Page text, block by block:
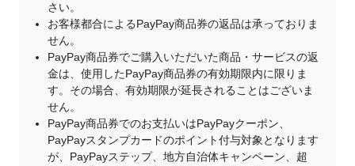
さい。
お客様都合によるPayPay商品券の返品は承っておりま
せん。
PayPay商品券でご購入いただいた商品・サービスの返
金は、使用したPayPay商品券の有効期限内に限りま
す。その場合、有効期限が延長されることはございま
せん。
PayPay商品券でのお支払いはPayPayクーポン、
PayPayスタンプカードのポイント付与対象となります
が、PayPayステップ、地方自治体キャンペーン、超